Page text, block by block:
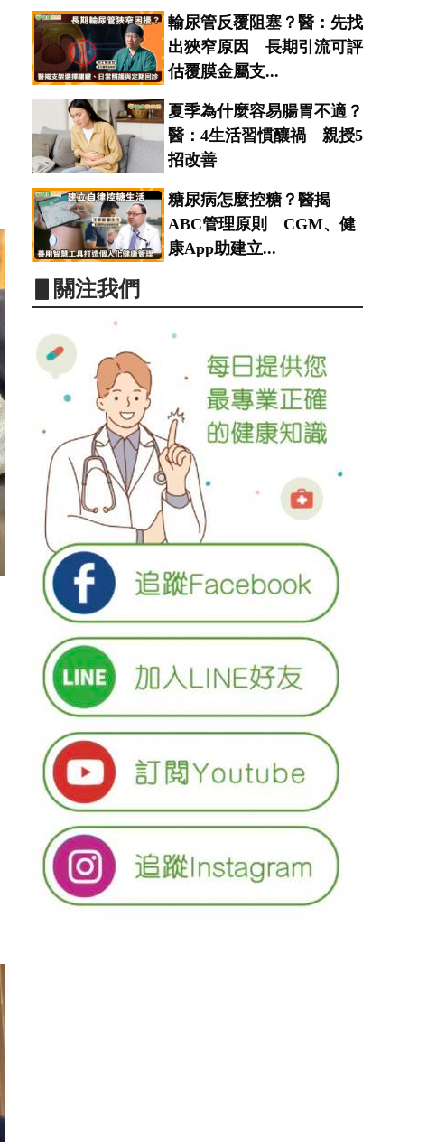
輸尿管反覆阻塞？醫：先找
出狹窄原因 長期引流可評
估覆膜金屬支...
夏季為什麼容易腸胃不適？
醫：4生活習慣釀禍 親授5
招改善
糖尿病怎麼控糖？醫揭
ABC管理原則 CGM、健
康App助建立...
▋關注我們